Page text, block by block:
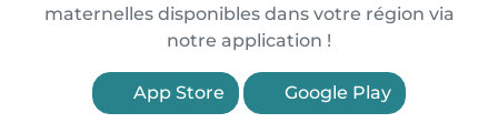
maternelles disponibles dans votre région via
notre application !
App Store Google Play